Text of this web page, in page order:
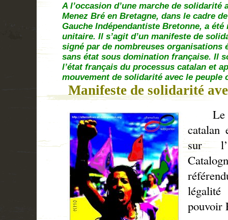
A l’occasion d’une marche de solidarité
Menez Bré en Bretagne, dans le cadre
Gauche Indépendantiste Bretonne, a
unitaire. Il s’agit d’un manifeste de
signé par de nombreuses organisations
sans état sous domination française. Il
l’état français du processus catalan et
mouvement de solidarité avec le peuple
Manifeste de solidarité
Le
catalan
sur
pouvoir